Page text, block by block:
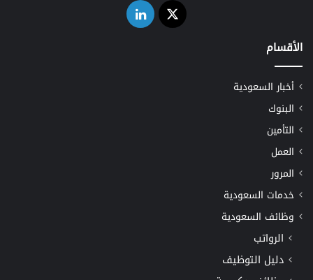
‫X لينكدإن
الأقسام
أخبار السعودية
البنوك
التأمين
العمل
المرور
خدمات السعودية
وظائف السعودية
الرواتب
دليل التوظيف